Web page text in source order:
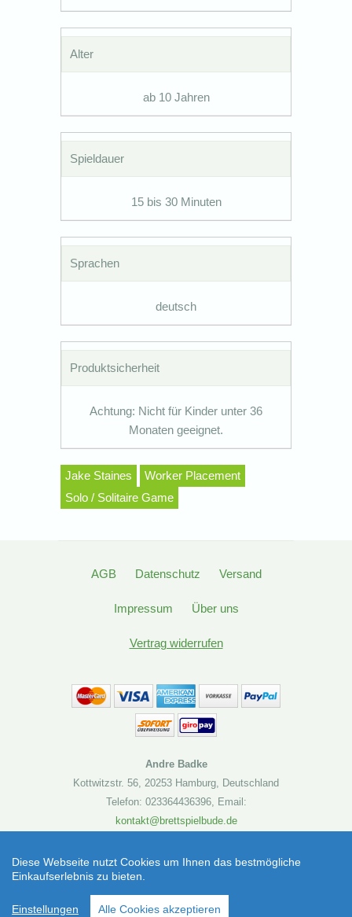
Alter
ab 10 Jahren
Spieldauer
15 bis 30 Minuten
Sprachen
deutsch
Produktsicherheit
Achtung: Nicht für Kinder unter 36
Monaten geeignet.
Jake Staines
Worker Placement
Solo / Solitaire Game
AGB Datenschutz Versand
Impressum Über uns
Vertrag widerrufen
Andre Badke
Kottwitzstr. 56 20253 Hamburg Deutschland
Telefon: 023364436396, Email:
kontakt@brettspielbude.de
Brettspielbude.de
Maquis Schwerkraft-Verlag (Brettspiel) |
Diese Webseite nutzt Cookies um Ihnen das bestmögliche
Einkaufserlebnis zu bieten.
Einstellungen Alle Cookies akzeptieren
SEHR GUT (4.86 / 5)
aus
Bewertungen bei: shopvote.de ⓘ